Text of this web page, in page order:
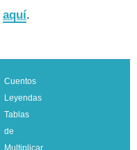
aquí.
Cuentos
Leyendas
Tablas
de